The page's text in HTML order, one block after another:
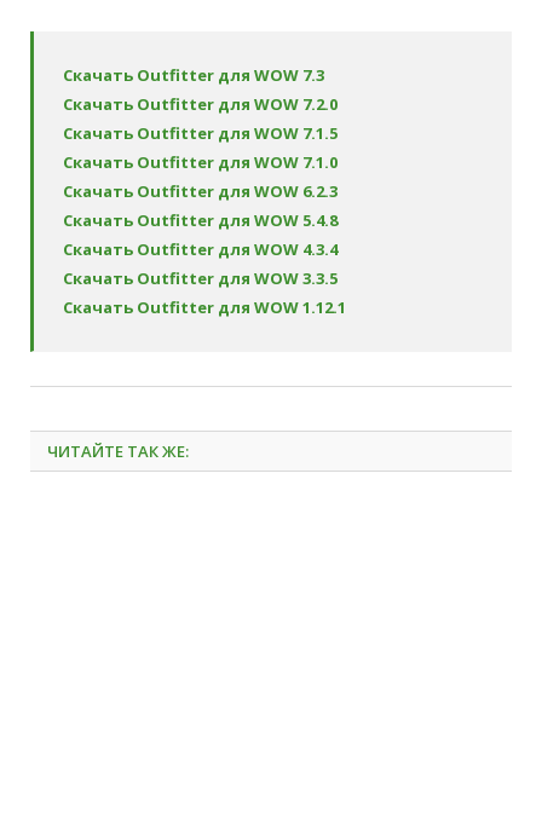
Скачать Outfitter для WOW 7.3
Скачать Outfitter для WOW 7.2.0
Скачать Outfitter для WOW 7.1.5
Скачать Outfitter для WOW 7.1.0
Скачать Outfitter для WOW 6.2.3
Скачать Outfitter для WOW 5.4.8
Скачать Outfitter для WOW 4.3.4
Скачать Outfitter для WOW 3.3.5
Скачать Outfitter для WOW 1.12.1
ЧИТАЙТЕ ТАК ЖЕ: